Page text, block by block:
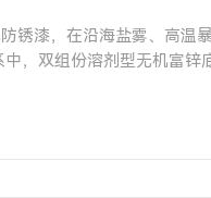
锈漆，在沿海盐雾、高温